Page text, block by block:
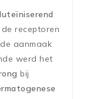
receptoren
aanmaak
werd het
bij